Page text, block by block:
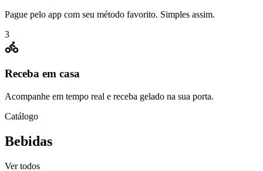
Pague pelo app com seu método favorito. Simples assim.
3
Receba em casa
Acompanhe em tempo real e receba gelado na sua porta.
Catálogo
Bebidas
Ver todos